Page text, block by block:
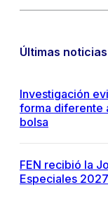
Últimas noticias
Investigación
forma diferente
bolsa
FEN recibió la
Especiales